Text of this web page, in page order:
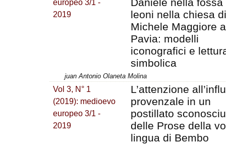
europeo 3/1 -
2019
leoni nella chiesa
Michele Maggiore a
Pavia: modelli
iconografici e
simbolica
juan Antonio Olaneta Molina
Vol 3, N° 1
(2019): medioevo
europeo 3/1 -
2019
L’attenzione
provenzale in un
postillato
delle Prose della
lingua di Bembo